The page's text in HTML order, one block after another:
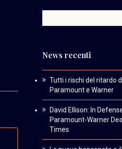
News recenti
Tutti i rischi del ritardo
Paramount e Warner
David Ellison: In
Paramount-Warner
Times